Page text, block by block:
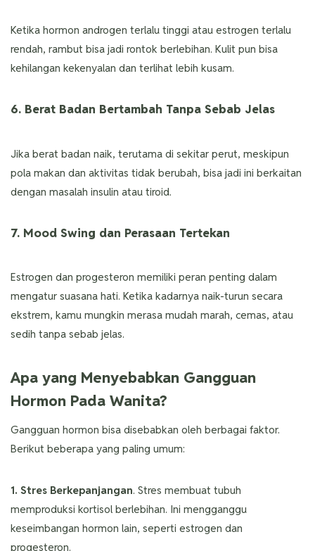
Ketika hormon androgen terlalu tinggi atau estrogen terlalu
rendah, rambut bisa jadi rontok berlebihan. Kulit pun bisa
kehilangan kekenyalan dan terlihat lebih kusam.
6. Berat Badan Bertambah Tanpa Sebab Jelas
Jika berat badan naik, terutama di sekitar perut, meskipun
pola makan dan aktivitas tidak berubah, bisa jadi ini berkaitan
dengan masalah insulin atau tiroid.
7. Mood Swing dan Perasaan Tertekan
Estrogen dan progesteron memiliki peran penting dalam
mengatur suasana hati. Ketika kadarnya naik-turun secara
ekstrem, kamu mungkin merasa mudah marah, cemas, atau
sedih tanpa sebab jelas.
Apa yang Menyebabkan Gangguan
Hormon Pada Wanita?
Gangguan hormon bisa disebabkan oleh berbagai faktor.
Berikut beberapa yang paling umum:
1. Stres Berkepanjangan. Stres membuat tubuh
memproduksi kortisol berlebihan. Ini mengganggu
keseimbangan hormon lain, seperti estrogen dan
progesteron.